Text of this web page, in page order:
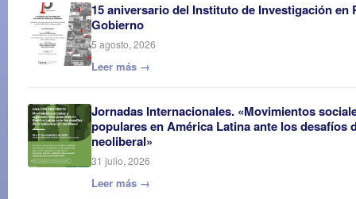
15 aniversario del Instituto de Investigación en
Gobierno
5 agosto, 2026
Leer más →
Jornadas Internacionales. «Movimientos
populares en América Latina ante los desafíos
neoliberal»
31 julio, 2026
Leer más →